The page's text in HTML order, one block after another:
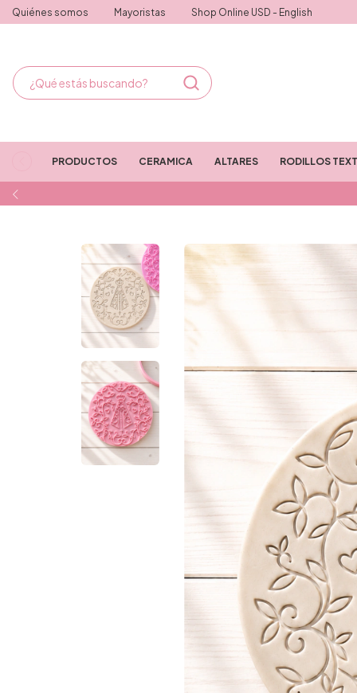
Quiénes somos Mayoristas Shop Online USD - English
PRODUCTOS CERAMICA ALTARES RODILLOS